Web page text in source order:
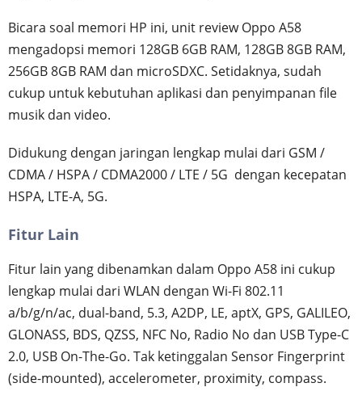
Bicara soal memori HP ini, unit review Oppo A58
mengadopsi memori 128GB 6GB RAM, 128GB 8GB RAM,
256GB 8GB RAM dan microSDXC. Setidaknya, sudah
cukup untuk kebutuhan aplikasi dan penyimpanan file
musik dan video.
Didukung dengan jaringan lengkap mulai dari GSM /
CDMA / HSPA / CDMA2000 / LTE / 5G dengan kecepatan
HSPA, LTE-A, 5G.
Fitur Lain
Fitur lain yang dibenamkan dalam Oppo A58 ini cukup
lengkap mulai dari WLAN dengan Wi-Fi 802.11
a/b/g/n/ac, dual-band, 5.3, A2DP, LE, aptX, GPS, GALILEO,
GLONASS, BDS, QZSS, NFC No, Radio No dan USB Type-C
2.0, USB On-The-Go. Tak ketinggalan Sensor Fingerprint
(side-mounted), accelerometer, proximity, compass.